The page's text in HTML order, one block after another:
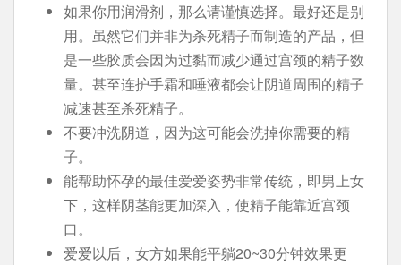
如果你用润滑剂，那么请谨慎选择。最好还是别
用。虽然它们并非为杀死精子而制造的产品，但
是一些胶质会因为过黏而减少通过宫颈的精子数
量。甚至连护手霜和唾液都会让阴道周围的精子
减速甚至杀死精子。
不要冲洗阴道，因为这可能会洗掉你需要的精
子。
能帮助怀孕的最佳爱爱姿势非常传统，即男上女
下，这样阴茎能更加深入，使精子能靠近宫颈
口。
爱爱以后，女方如果能平躺20~30分钟效果更